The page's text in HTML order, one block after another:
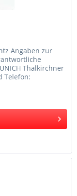
Angaben zur
Thalkirchner
Telefon: